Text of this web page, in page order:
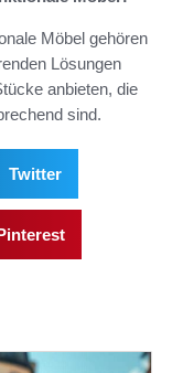
Möbel gehören
Lösungen
anbieten, die
sind.
Twitter